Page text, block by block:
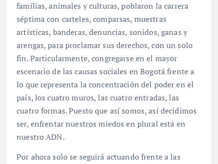
familias, animales y culturas, poblaron la carrera
séptima con carteles, comparsas, muestras
artísticas, banderas, denuncias, sonidos, ganas y
arengas, para proclamar sus derechos, con un solo
fin. Particularmente, congregarse en el mayor
escenario de las causas sociales en Bogotá frente a
lo que representa la concentración del poder en el
país, los cuatro muros, las cuatro entradas, las
cuatro formas. Puesto que así somos, así decidimos
ser, enfrentar nuestros miedos en plural está en
nuestro ADN.
Por ahora solo se seguirá actuando frente a las